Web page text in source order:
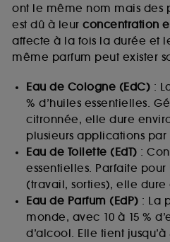
ont le même nom mais des
est dû à leur concentration
affecte à la fois la durée et
même parfum peut exister
Eau de Cologne (EdC) :
% d’huiles essentielles.
citronnée, elle dure
plusieurs applications par
Eau de Toilette (EdT) :
essentielles. Parfaite
(travail, sorties), elle dure
Eau de Parfum (EdP) : La
monde, avec 10 à 15 %
d’alcool. Elle tient